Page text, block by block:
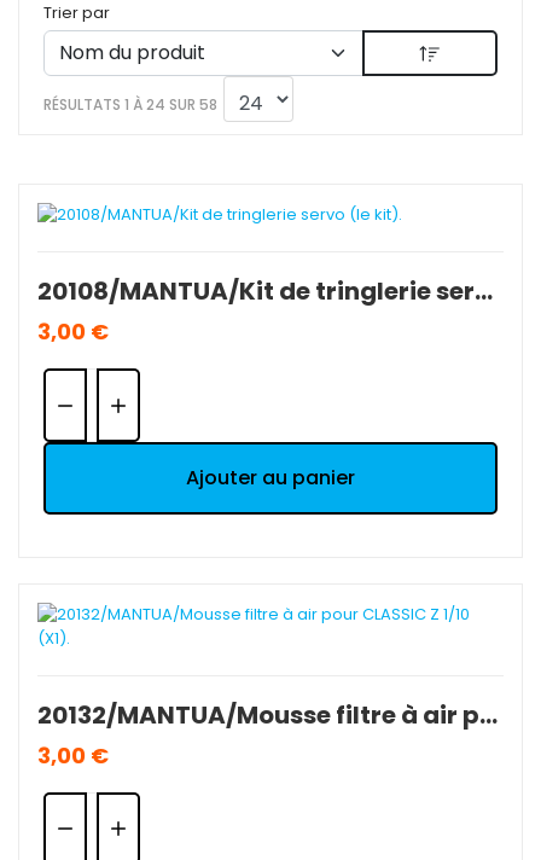
Trier par
RÉSULTATS 1 À 24 SUR 58
20108/MANTUA/Kit de tringlerie servo (le kit).
3,00 €
Quantité:
Ajouter au panier
20132/MANTUA/Mousse filtre à air pour CLASSIC Z 1/10 (X1).
3,00 €
Quantité: